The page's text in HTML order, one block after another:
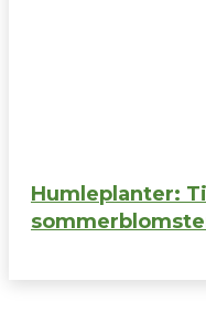
Humleplanter: